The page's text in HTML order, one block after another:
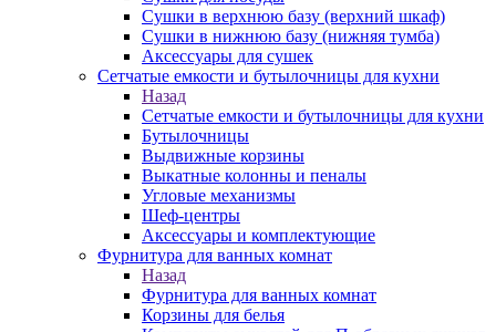
Сушки в верхнюю базу (верхний шкаф)
Сушки в нижнюю базу (нижняя тумба)
Аксессуары для сушек
Сетчатые емкости и бутылочницы для кухни
Назад
Сетчатые емкости и бутылочницы для кухни
Бутылочницы
Выдвижные корзины
Выкатные колонны и пеналы
Угловые механизмы
Шеф-центры
Аксессуары и комплектующие
Фурнитура для ванных комнат
Назад
Фурнитура для ванных комнат
Корзины для белья